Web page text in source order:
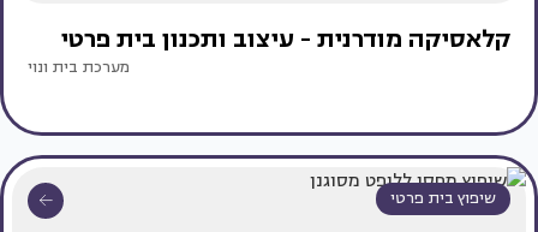
קלאסיקה מודרנית - עיצוב ותכנון בית פרטי
מערכת בית ונוי
שיפוץ בית פרטי